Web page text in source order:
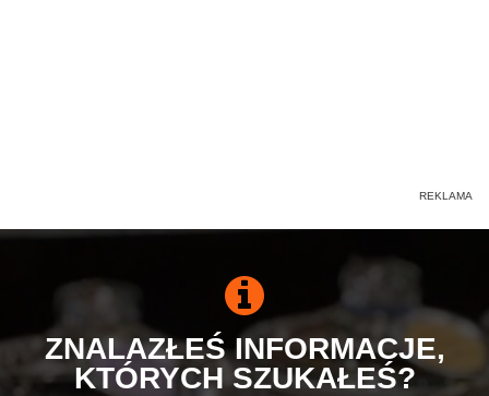
ZNALAZŁEŚ INFORMACJE,
KTÓRYCH SZUKAŁEŚ?